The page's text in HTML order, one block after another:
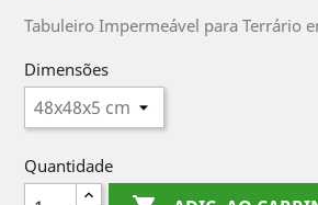
Tabuleiro Impermeável para Terrário
Dimensões
Quantidade